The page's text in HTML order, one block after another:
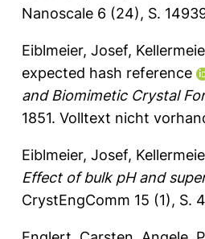
Nanoscale 6 (24), S.
Eiblmeier, Josef,
expected hash reference
and Biomimetic Crystal
1851. Volltext nicht
Eiblmeier, Josef,
Effect of bulk pH and
CrystEngComm 15 (1), S.